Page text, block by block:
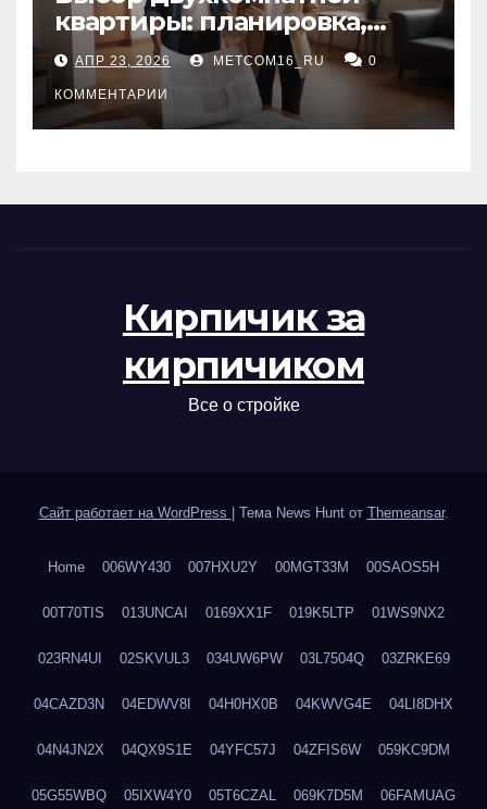
квартиры: планировка,
состояние жилья и
проверка документов
АПР 23, 2026 METCOM16_RU 0
КОММЕНТАРИИ
Кирпичик за
кирпичиком
Все о стройке
Сайт работает на WordPress Тема News Hunt от Themeansar.
Home 006WY430 007HXU2Y 00MGT33M 00SAOS5H
00T70TIS 013UNCAI 0169XX1F 019K5LTP 01WS9NX2
023RN4UI 02SKVUL3 034UW6PW 03L7504Q 03ZRKE69
04CAZD3N 04EDWV8I 04H0HX0B 04KWVG4E 04LI8DHX
04N4JN2X 04QX9S1E 04YFC57J 04ZFIS6W 059KC9DM
05G55WBQ 05IXW4Y0 05T6CZAL 069K7D5M 06FAMUAG